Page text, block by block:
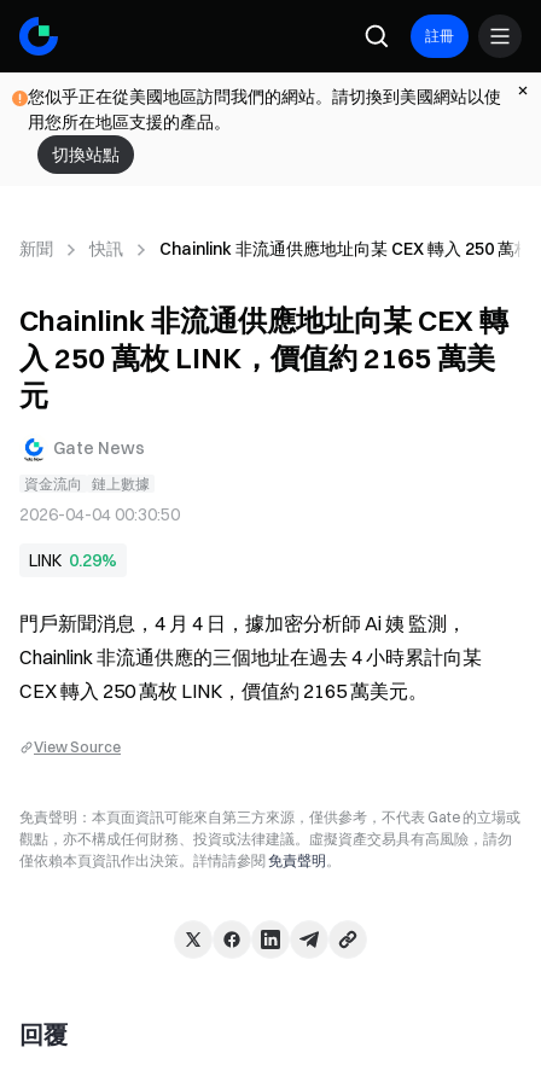
註冊
您似乎正在從美國地區訪問我們的網站。請切換到美國網站以使
用您所在地區支援的產品。
切換站點
新聞 快訊 Chainlink 非流通供應地址向某 CEX 轉入 250 萬枚
Chainlink 非流通供應地址向某 CEX 轉
入 250 萬枚 LINK，價值約 2165 萬美
元
Gate News
資金流向 鏈上數據
2026-04-04 00:30:50
LINK 0.29%
門戶新聞消息，4 月 4 日，據加密分析師 Ai 姨 監測，
Chainlink 非流通供應的三個地址在過去 4 小時累計向某
CEX 轉入 250 萬枚 LINK，價值約 2165 萬美元。
View Source
免責聲明：本頁面資訊可能來自第三方來源，僅供參考，不代表 Gate 的立場或
觀點，亦不構成任何財務、投資或法律建議。虛擬資產交易具有高風險，請勿
僅依賴本頁資訊作出決策。詳情請參閱 免責聲明。
回覆